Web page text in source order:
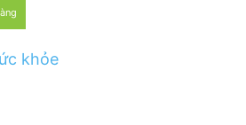
khỏe